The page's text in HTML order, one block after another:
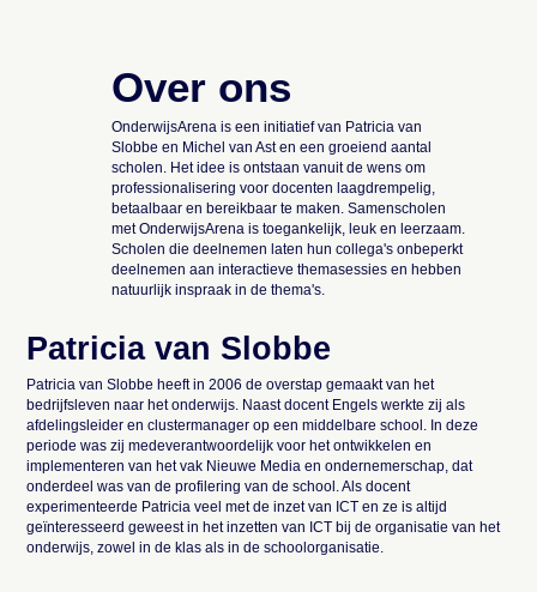
Over ons
OnderwijsArena is een initiatief van Patricia van
Slobbe en Michel van Ast en een groeiend aantal
scholen. Het idee is ontstaan vanuit de wens om
professionalisering voor docenten laagdrempelig,
betaalbaar en bereikbaar te maken. Samenscholen
met OnderwijsArena is toegankelijk, leuk en leerzaam.
Scholen die deelnemen laten hun collega's onbeperkt
deelnemen aan interactieve themasessies en hebben
natuurlijk inspraak in de thema's.
Patricia van Slobbe
Patricia van Slobbe heeft in 2006 de overstap gemaakt van het
bedrijfsleven naar het onderwijs. Naast docent Engels werkte zij als
afdelingsleider en clustermanager op een middelbare school. In deze
periode was zij medeverantwoordelijk voor het ontwikkelen en
implementeren van het vak Nieuwe Media en ondernemerschap, dat
onderdeel was van de profilering van de school. Als docent
experimenteerde Patricia veel met de inzet van ICT en ze is altijd
geïnteresseerd geweest in het inzetten van ICT bij de organisatie van het
onderwijs, zowel in de klas als in de schoolorganisatie.